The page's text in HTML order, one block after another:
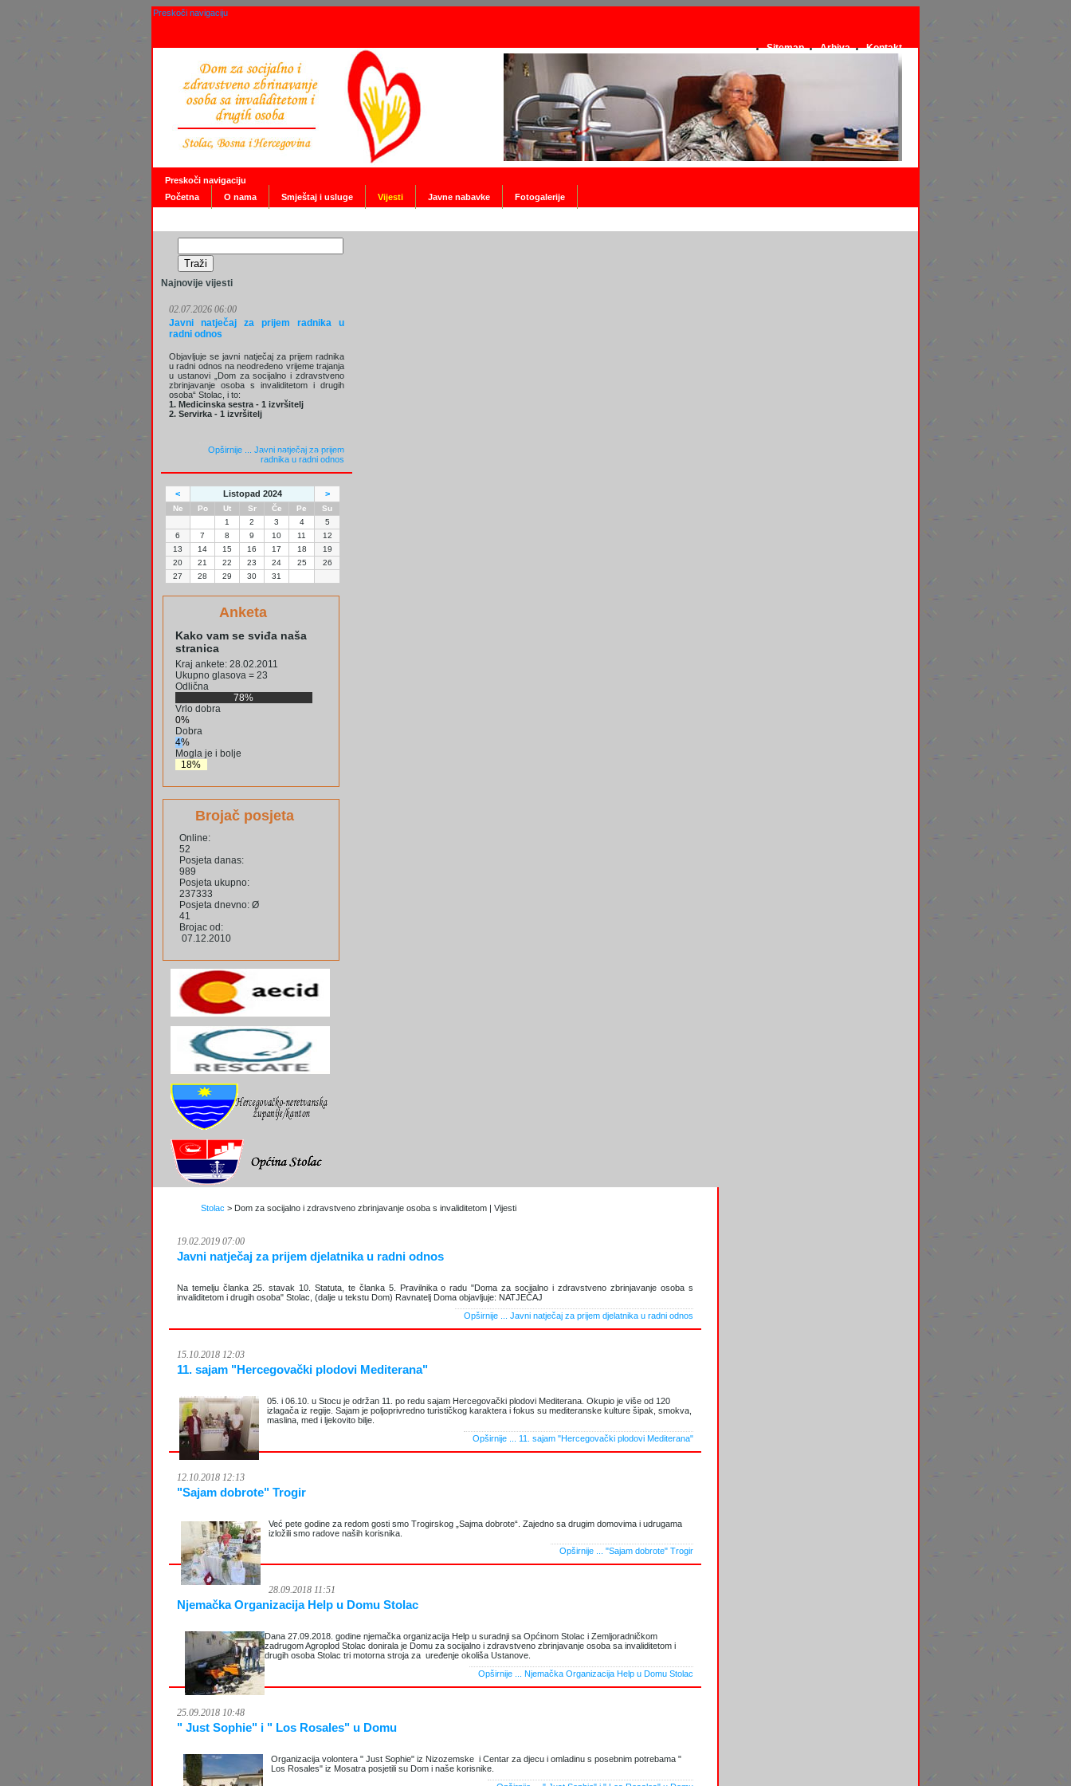
Preskoči navigaciju
Kontakt
Arhiva
Sitemap
Preskoči navigaciju
Početna
O nama Smještaj i usluge Vijesti Javne nabavke Fotogalerije
Najnovije vijesti
02.07.2026 06:00
Javni natječaj za prijem radnika u
radni odnos
Objavljuje se javni natječaj za prijem radnika
u radni odnos na neodređeno vrijeme trajanja
u ustanovi „Dom za socijalno i zdravstveno
zbrinjavanje osoba s invaliditetom i drugih
osoba“ Stolac, i to:
1. Medicinska sestra - 1 izvršitelj
2. Servirka - 1 izvršitelj
Opširnije ... Javni natječaj za prijem
radnika u radni odnos
< Listopad 2024 >
Ne Po Ut Sr Če Pe
Su
1
2 3 4
5
6
7 8 9 10 11
12
13
14 15 16 17 18
19
20
21 22 23 24 25
26
27
28 29 30 31
Anketa
Kako vam se sviđa naša
stranica
Kraj ankete: 28.02.2011
Ukupno glasova = 23
Odlična
78%
Vrlo dobra
0%
Dobra
4%
Mogla je i bolje
18%
Brojač posjeta
Online:
52
Posjeta danas:
989
Posjeta ukupno:
237333
Posjeta dnevno: Ø
41
Brojac od:
07.12.2010
Stolac > Dom za socijalno i zdravstveno zbrinjavanje osoba s invaliditetom | Vijesti
19.02.2019 07:00
Javni natječaj za prijem djelatnika u radni odnos
Na temelju članka 25. stavak 10. Statuta, te članka 5. Pravilnika o radu "Doma za socijalno i zdravstveno zbrinjavanje osoba s
invaliditetom i drugih osoba" Stolac, (dalje u tekstu Dom) Ravnatelj Doma objavljuje: NATJEČAJ
Opširnije ... Javni natječaj za prijem djelatnika u radni odnos
15.10.2018 12:03
11. sajam "Hercegovački plodovi Mediterana"
05. i 06.10. u Stocu je održan 11. po redu sajam Hercegovački plodovi Mediterana. Okupio je više od 120
izlagača iz regije. Sajam je poljoprivredno turističkog karaktera i fokus su mediteranske kulture šipak, smokva,
maslina, med i ljekovito bilje.
Opširnije ... 11. sajam "Hercegovački plodovi Mediterana"
12.10.2018 12:13
"Sajam dobrote" Trogir
Već pete godine za redom gosti smo Trogirskog „Sajma dobrote“. Zajedno sa drugim domovima i udrugama
izložili smo radove naših korisnika.
Opširnije ... "Sajam dobrote" Trogir
28.09.2018 11:51
Njemačka Organizacija Help u Domu Stolac
Dana 27.09.2018. godine njemačka organizacija Help u suradnji sa Općinom Stolac i Zemljoradničkom
zadrugom Agroplod Stolac donirala je Domu za socijalno i zdravstveno zbrinjavanje osoba sa invaliditetom i
drugih osoba Stolac tri motorna stroja za uređenje okoliša Ustanove.
Opširnije ... Njemačka Organizacija Help u Domu Stolac
25.09.2018 10:48
" Just Sophie" i " Los Rosales" u Domu
Organizacija volontera " Just Sophie" iz Nizozemske i Centar za djecu i omladinu s posebnim potrebama "
Los Rosales" iz Mosatra posjetili su Dom i naše korisnike.